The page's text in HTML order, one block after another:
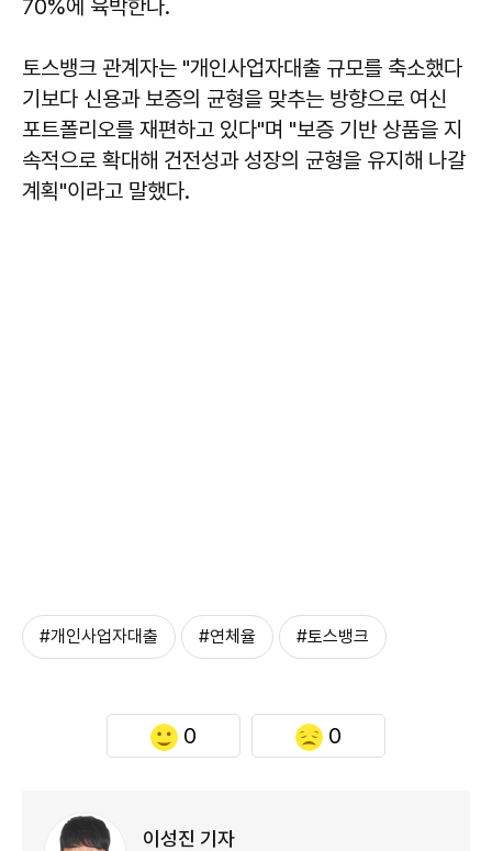
70%에 육박한다.
토스뱅크 관계자는 "개인사업자대출 규모를 축소했다
기보다 신용과 보증의 균형을 맞추는 방향으로 여신
포트폴리오를 재편하고 있다"며 "보증 기반 상품을 지
속적으로 확대해 건전성과 성장의 균형을 유지해 나갈
계획"이라고 말했다.
#개인사업자대출 #연체율 #토스뱅크
0 0
이성진 기자